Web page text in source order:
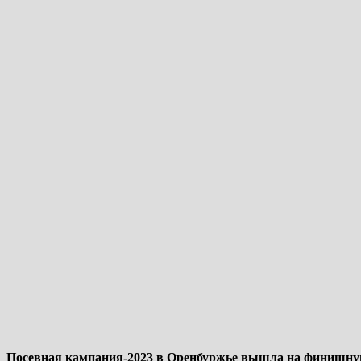
Посевная кампания-2023 в Оренбуржье вышла на